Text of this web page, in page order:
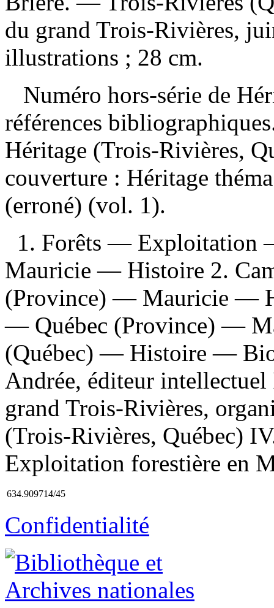
du grand Trois-Rivières,
illustrations ; 28 cm.
Numéro hors-série de
références
Héritage (Trois-Rivières,
couverture : Héritage
(erroné) (vol. 1).
1. Forêts — Exploitation
Mauricie — Histoire 2.
(Province) — Mauricie —
— Québec (Province) —
(Québec) — Histoire —
Andrée, éditeur
grand Trois-Rivières,
(Trois-Rivières, Québec)
Exploitation forestière en
634.909714/45
Confidentialité